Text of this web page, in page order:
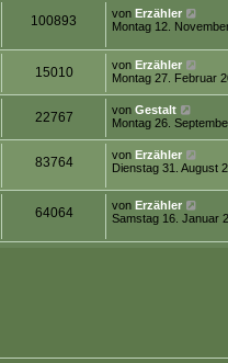
100893 von Erzähler
Montag 12.
15010 von Erzähler
Montag 27. Februar
22767 von Gestalt
Montag 26.
83764 von Erzähler
Dienstag 31. August
64064 von Erzähler
Samstag 16. Januar